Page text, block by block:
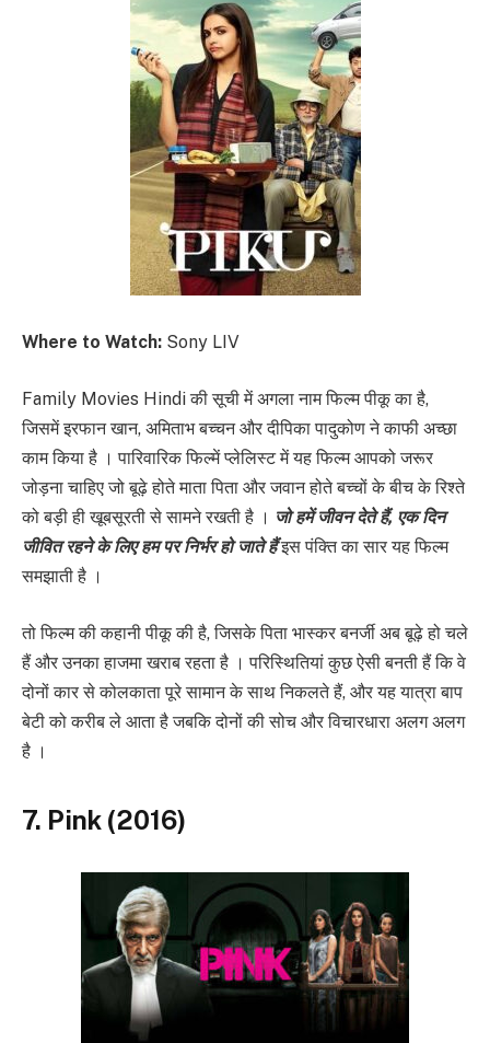
Where to Watch: Sony LIV
Family Movies Hindi की सूची में अगला नाम फिल्म पीकू का है,
जिसमें इरफान खान, अमिताभ बच्चन और दीपिका पादुकोण ने काफी अच्छा
काम किया है । पारिवारिक फिल्में प्लेलिस्ट में यह फिल्म आपको जरूर
जोड़ना चाहिए जो बूढ़े होते माता पिता और जवान होते बच्चों के बीच के रिश्ते
को बड़ी ही खूबसूरती से सामने रखती है । जो हमें जीवन देते हैं, एक दिन
जीवित रहने के लिए हम पर निर्भर हो जाते हैंइस पंक्ति का सार यह फिल्म
समझाती है ।
तो फिल्म की कहानी पीकू की है, जिसके पिता भास्कर बनर्जी अब बूढ़े हो चले
हैं और उनका हाजमा खराब रहता है । परिस्थितियां कुछ ऐसी बनती हैं कि वे
दोनों कार से कोलकाता पूरे सामान के साथ निकलते हैं, और यह यात्रा बाप
बेटी को करीब ले आता है जबकि दोनों की सोच और विचारधारा अलग अलग
है ।
7. Pink (2016)